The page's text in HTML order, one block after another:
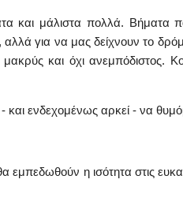
και μάλιστα πολλά. Βήματα
για να μας δείχνουν το
και όχι ανεμπόδιστος.
- και ενδεχομένως αρκεί - να
εμπεδωθούν η ισότητα στις